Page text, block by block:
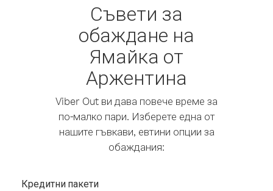
Съвети за
обаждане на
Ямайка от
Аржентина
Viber Out ви дава повече време за
по-малко пари. Изберете една от
нашите гъвкави, евтини опции за
обаждания:
Кредитни пакети